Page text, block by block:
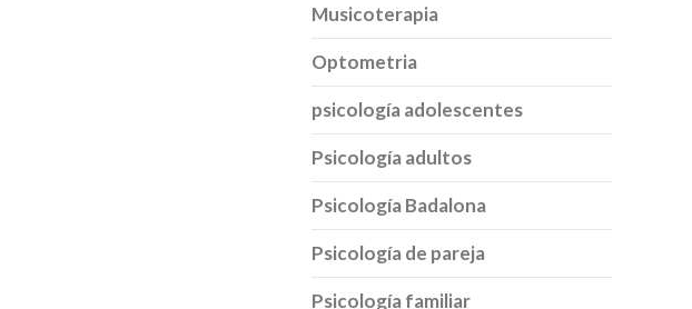
Musicoterapia
Optometria
psicología adolescentes
Psicología adultos
Psicología Badalona
Psicología de pareja
Psicología familiar